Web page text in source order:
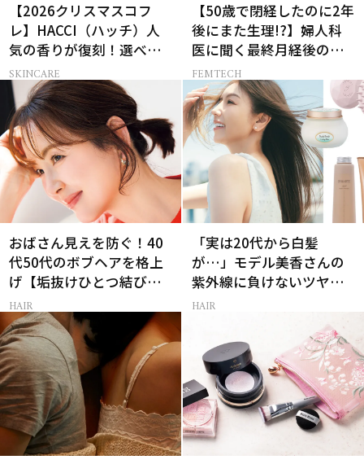
【2026クリスマスコフ
レ】HACCI（ハッチ）人
気の香りが復刻！選べる
コフレが楽しい♡
SKINCARE
【50歳で閉経したのに2年
後にまた生理!?】婦人科
医に聞く最終月経後の出
血の対処法
FEMTECH
おばさん見えを防ぐ！40
代50代のボブヘアを格上
げ【垢抜けひとつ結び】
のルール
HAIR
「実は20代から白髪
が…」モデル美香さんの
紫外線に負けないツヤ美
髪ケア
HAIR